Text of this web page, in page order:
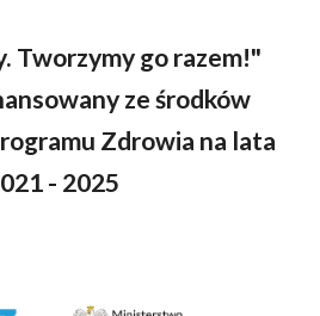
Tworzymy go razem!"
ze środków
Zdrowia na lata
- 2025